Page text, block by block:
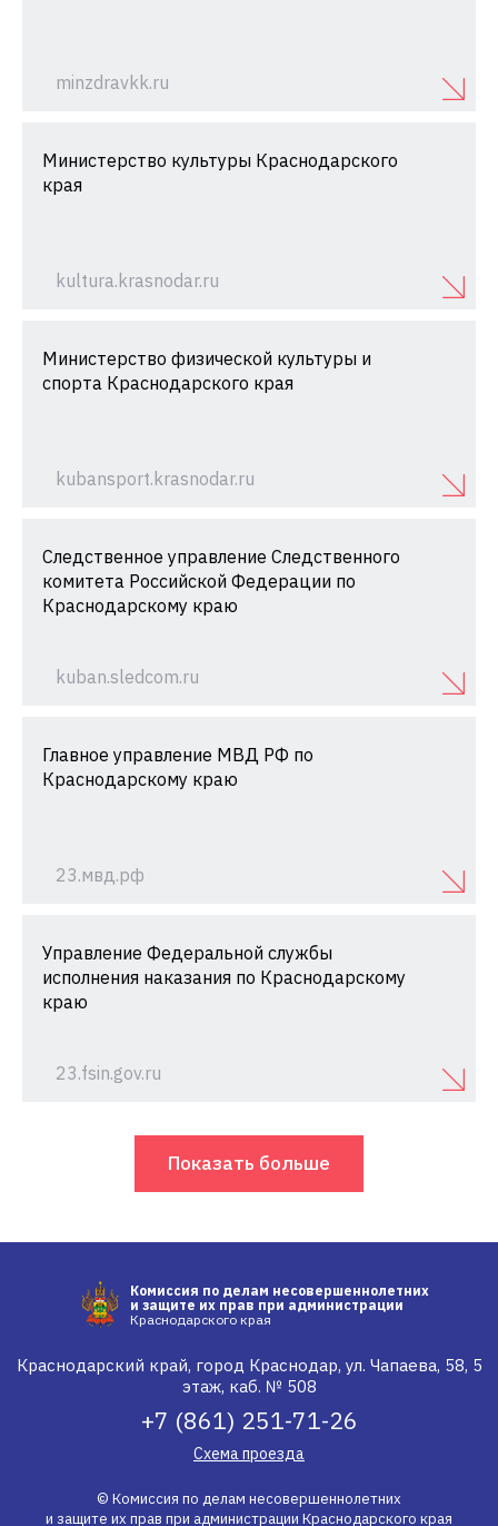
minzdravkk.ru
Министерство культуры Краснодарского
края
kultura.krasnodar.ru
Министерство физической культуры и
спорта Краснодарского края
kubansport.krasnodar.ru
Следственное управление Следственного
комитета Российской Федерации по
Краснодарскому краю
kuban.sledcom.ru
Главное управление МВД РФ по
Краснодарскому краю
23.мвд.рф
Управление Федеральной службы
исполнения наказания по Краснодарскому
краю
23.fsin.gov.ru
Показать больше
Комиссия по делам несовершеннолетних
и защите их прав при администрации
Краснодарского края
Краснодарский край, город Краснодар, ул. Чапаева, 58, 5
этаж, каб. № 508
+7 (861) 251-71-26
Схема проезда
© Комиссия по делам несовершеннолетних
и защите их прав при администрации Краснодарского края